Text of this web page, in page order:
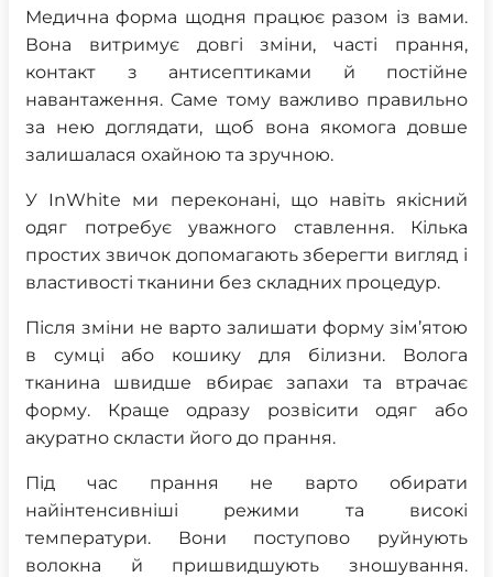
Медична форма щодня працює разом із вами.
Вона витримує довгі зміни, часті прання,
контакт з антисептиками й постійне
навантаження. Саме тому важливо правильно
за нею доглядати, щоб вона якомога довше
залишалася охайною та зручною.
У InWhite ми переконані, що навіть якісний
одяг потребує уважного ставлення. Кілька
простих звичок допомагають зберегти вигляд і
властивості тканини без складних процедур.
Після зміни не варто залишати форму зім’ятою
в сумці або кошику для білизни. Волога
тканина швидше вбирає запахи та втрачає
форму. Краще одразу розвісити одяг або
акуратно скласти його до прання.
Під час прання не варто обирати
найінтенсивніші режими та високі
температури. Вони поступово руйнують
волокна й пришвидшують зношування.